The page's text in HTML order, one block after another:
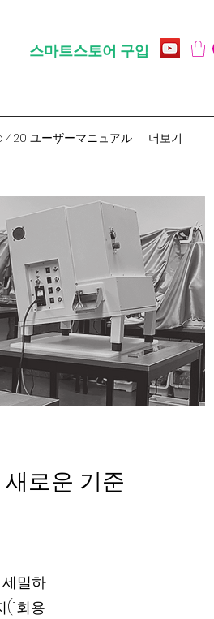
스마트스토어 구입
ユーザーマニュアル 더보기
로운 기준
밀하
회용